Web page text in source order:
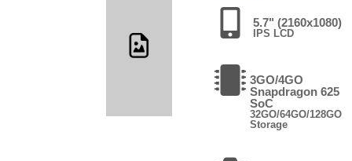
5.7" (2160x1080)
IPS LCD
3GO/4GO
Snapdragon 625
SoC
32GO/64GO/128GO
Storage